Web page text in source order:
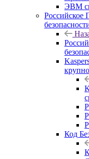
ЭВМ
Российское
Код